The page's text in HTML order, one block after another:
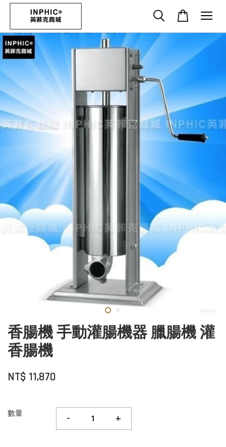
香腸機 手動灌腸機器 臘腸機 灌
香腸機
NT$ 11,870
數量 - +